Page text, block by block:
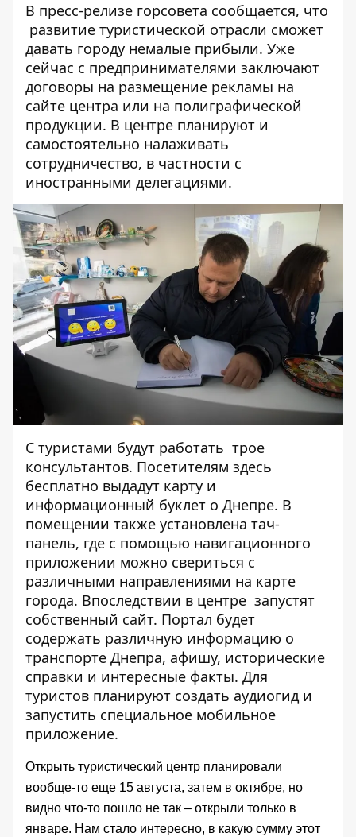
В пресс-релизе горсовета сообщается, что
развитие туристической отрасли сможет
давать городу немалые прибыли. Уже
сейчас с предпринимателями заключают
договоры на размещение рекламы на
сайте центра или на полиграфической
продукции. В центре планируют и
самостоятельно налаживать
сотрудничество, в частности с
иностранными делегациями.
С туристами будут работать трое
консультантов. Посетителям здесь
бесплатно выдадут карту и
информационный буклет о Днепре. В
помещении также установлена тач-
панель, где с помощью навигационного
приложении можно свериться с
различными направлениями на карте
города. Впоследствии в центре запустят
собственный сайт. Портал будет
содержать различную информацию о
транспорте Днепра, афишу, исторические
справки и интересные факты. Для
туристов планируют создать аудиогид и
запустить специальное мобильное
приложение.
Открыть туристический центр планировали
вообще-то еще 15 августа, затем в октябре, но
видно что-то пошло не так – открыли только в
январе. Нам стало интересно, в какую сумму этот